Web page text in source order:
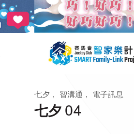
七夕 04
七夕， 智溝通， 電子訊息